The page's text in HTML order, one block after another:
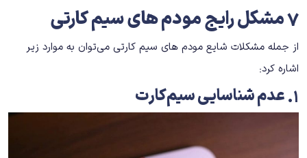
7 مشکل رایج مودم های سیم کارتی
از جمله مشکلات شایع مودم های سیم کارتی می‌توان به موارد زیر
اشاره کرد:
۱.عدم شناسایی سیم‌کارت